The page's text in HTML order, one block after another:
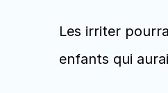
Les irriter
enfants qui